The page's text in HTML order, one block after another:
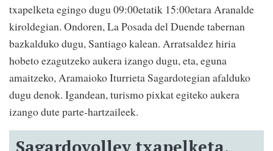
txapelketa egingo dugu 09:00etatik 15:00etara Aranalde
kiroldegian. Ondoren, La Posada del Duende tabernan
bazkalduko dugu, Santiago kalean. Arratsaldez hiria
hobeto ezagutzeko aukera izango dugu, eta, eguna
amaitzeko, Aramaioko Iturrieta Sagardotegian afalduko
dugu denok. Igandean, turismo pixkat egiteko aukera
izango dute parte-hartzaileek.